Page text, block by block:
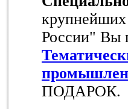
крупнейших
России" Вы
ПОДАРОК.